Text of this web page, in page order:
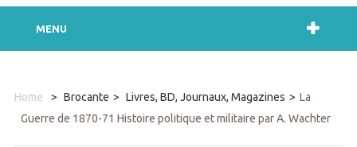
MENU
Home > Brocante > Livres, BD, Journaux, Magazines > La
Guerre de 1870-71 Histoire politique et militaire par A. Wachter